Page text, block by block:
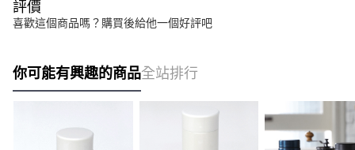
評價
喜歡這個商品嗎？購買後給他一個好評吧
你可能有興趣的商品全站排行